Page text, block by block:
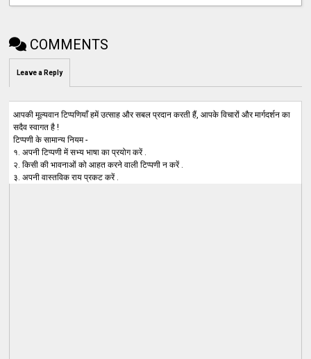
COMMENTS
Leave a Reply
आपकी मूल्यवान टिप्पणियाँ हमें उत्साह और सबल प्रदान करती हैं, आपके विचारों और मार्गदर्शन का
सदैव स्वागत है !
टिप्पणी के सामान्य नियम -
१. अपनी टिप्पणी में सभ्य भाषा का प्रयोग करें .
२. किसी की भावनाओं को आहत करने वाली टिप्पणी न करें .
३. अपनी वास्तविक राय प्रकट करें .